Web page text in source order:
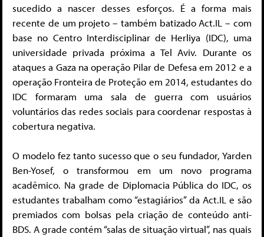
sucedido a nascer desses esforços. É a forma mais
recente de um projeto – também batizado Act.IL – com
base no Centro Interdisciplinar de Herliya (IDC), uma
universidade privada próxima a Tel Aviv. Durante os
ataques a Gaza na operação Pilar de Defesa em 2012 e a
operação Fronteira de Proteção em 2014, estudantes do
IDC formaram uma sala de guerra com usuários
voluntários das redes sociais para coordenar respostas à
cobertura negativa.
O modelo fez tanto sucesso que o seu fundador, Yarden
Ben-Yosef, o transformou em um novo programa
acadêmico. Na grade de Diplomacia Pública do IDC, os
estudantes trabalham como “estagiários” da Act.IL e são
premiados com bolsas pela criação de conteúdo anti-
BDS. A grade contém “salas de situação virtual”, nas quais